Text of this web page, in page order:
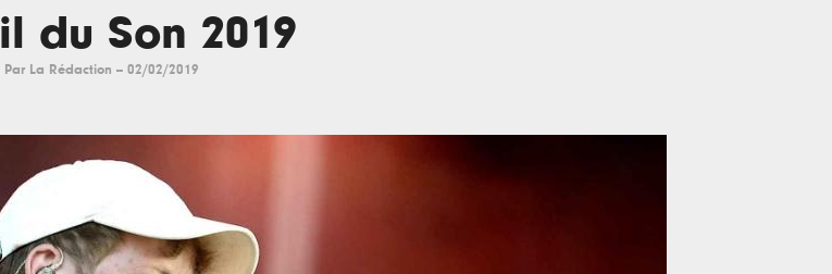
du Son 2019
Par La Rédaction -- 02/02/2019